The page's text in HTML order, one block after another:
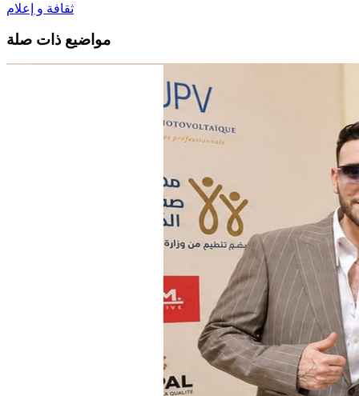
ثقافة و إعلام
مواضيع ذات صلة